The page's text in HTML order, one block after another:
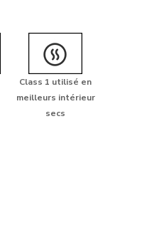
Class 1 utilisé en
meilleurs intérieur
secs